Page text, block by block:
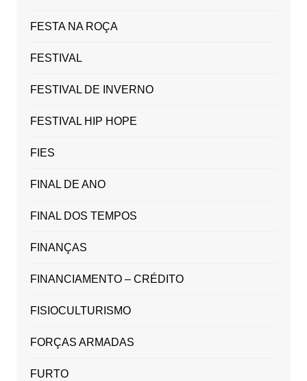
FESTA NA ROÇA
FESTIVAL
FESTIVAL DE INVERNO
FESTIVAL HIP HOPE
FIES
FINAL DE ANO
FINAL DOS TEMPOS
FINANÇAS
FINANCIAMENTO – CRÉDITO
FISIOCULTURISMO
FORÇAS ARMADAS
FURTO